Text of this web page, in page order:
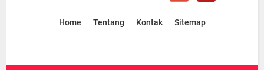
Home Tentang Kontak Sitemap